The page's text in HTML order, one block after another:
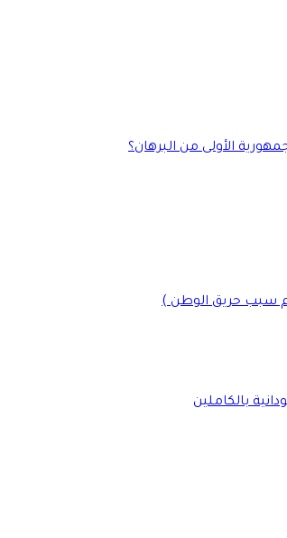
الأولى من البرهان؟
سبب حريق الوطن )
بالكاملين